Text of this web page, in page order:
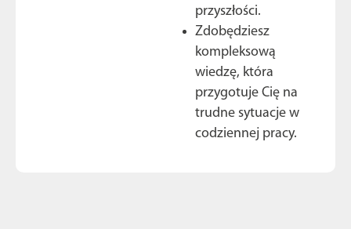
przyszłości.
Zdobędziesz
kompleksową
wiedzę, która
przygotuje Cię na
trudne sytuacje w
codziennej pracy.